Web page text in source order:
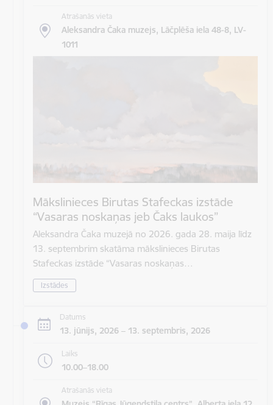
Atrašanās vieta
Aleksandra Čaka muzejs, Lāčplēša iela 48-8, LV-
1011
Mākslinieces Birutas Stafeckas izstāde
“Vasaras noskaņas jeb Čaks laukos”
Aleksandra Čaka muzejā no 2026. gada 28. maija līdz
13. septembrim skatāma mākslinieces Birutas
Stafeckas izstāde “Vasaras noskaņas…
Izstādes
Datums
13. jūnijs, 2026 – 13. septembris, 2026
Laiks
10.00–18.00
Atrašanās vieta